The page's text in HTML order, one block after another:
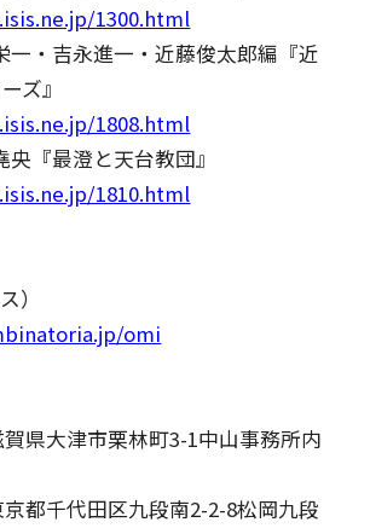
1300.html
一・吉永進一・近藤俊太郎編『近
ーズ』
1808.html
『最澄と天台教団』
1810.html
）
omi
賀県大津市栗林町3-1中山事務所内
京都千代田区九段南2-2-8松岡九段